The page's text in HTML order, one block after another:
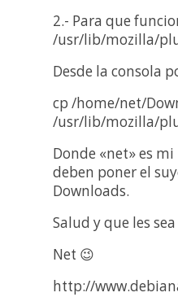
2.- Para que
/usr/lib/mozilla/
Desde la consola
cp /home/net/
/usr/lib/mozilla/
Donde «net» es
deben poner el
Downloads.
Salud y que les
Net 😉
http://